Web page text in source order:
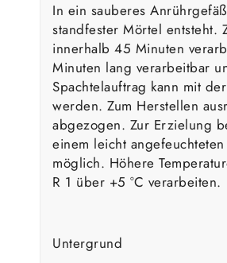
In ein sauberes
standfester Mörtel entsteht.
innerhalb 45 Minuten
Minuten lang verarbeitbar
Spachtelauftrag kann mit
werden. Zum Herstellen
abgezogen. Zur Erzielung
einem leicht
möglich. Höhere
R 1 über +5 °C verarbeiten.
Untergrund